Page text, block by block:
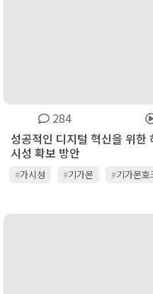
284
성공적인 디지털 혁신을 위한
시성 확보 방안
#가시성 #기가몬 #기가몬호